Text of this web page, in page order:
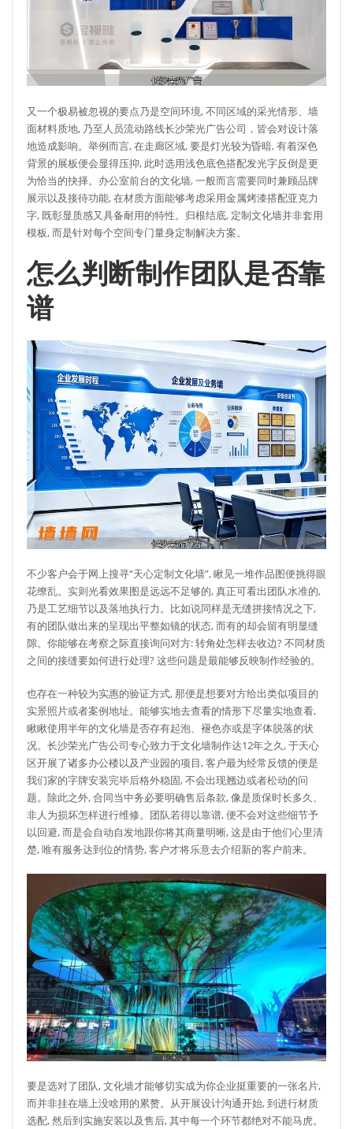
又一个极易被忽视的要点乃是空间环境, 不同区域的采光情形、墙
面材料质地, 乃至人员流动路线长沙荣光广告公司，皆会对设计落
地造成影响。举例而言, 在走廊区域, 要是灯光较为昏暗, 有着深色
背景的展板便会显得压抑, 此时选用浅色底色搭配发光字反倒是更
为恰当的抉择。办公室前台的文化墙, 一般而言需要同时兼顾品牌
展示以及接待功能, 在材质方面能够考虑采用金属烤漆搭配亚克力
字, 既彰显质感又具备耐用的特性。归根结底, 定制文化墙并非套用
模板, 而是针对每个空间专门量身定制解决方案。
怎么判断制作团队是否靠
谱
不少客户会于网上搜寻“天心定制文化墙”, 瞅见一堆作品图便挑得眼
花缭乱。实则光看效果图是远远不足够的, 真正可看出团队水准的,
乃是工艺细节以及落地执行力。比如说同样是无缝拼接情况之下,
有的团队做出来的呈现出平整如镜的状态, 而有的却会留有明显缝
隙。你能够在考察之际直接询问对方: 转角处怎样去收边? 不同材质
之间的接缝要如何进行处理? 这些问题是最能够反映制作经验的。
也存在一种较为实惠的验证方式, 那便是想要对方给出类似项目的
实景照片或者案例地址。能够实地去查看的情形下尽量实地查看,
瞅瞅使用半年的文化墙是否存有起泡、褪色亦或是字体脱落的状
况。长沙荣光广告公司专心致力于文化墙制作达12年之久, 于天心
区开展了诸多办公楼以及产业园的项目, 客户最为经常反馈的便是
我们家的字牌安装完毕后格外稳固, 不会出现翘边或者松动的问
题。除此之外, 合同当中务必要明确售后条款, 像是质保时长多久、
非人为损坏怎样进行维修。团队若得以靠谱, 便不会对这些细节予
以回避, 而是会自动自发地跟你将其商量明晰, 这是由于他们心里清
楚, 唯有服务达到位的情势, 客户才将乐意去介绍新的客户前来。
要是选对了团队, 文化墙才能够切实成为你企业挺重要的一张名片,
而并非挂在墙上没啥用的累赘。从开展设计沟通开始, 到进行材质
选配, 然后到实施安装以及售后, 其中每一个环节都绝对不能马虎。